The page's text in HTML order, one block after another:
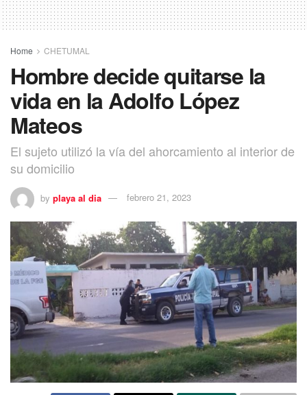
Home CHETUMAL
Hombre decide quitarse la
vida en la Adolfo López
Mateos
El sujeto utilizó la vía del ahorcamiento al interior de
su domicilio
by playa al dia febrero 21, 2023